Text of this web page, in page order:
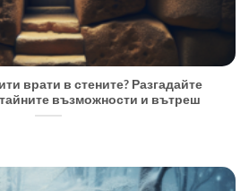
врати в стените? Разгадайте
възможности и вътреш